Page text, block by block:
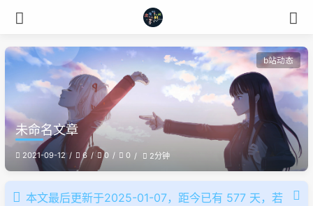
b站动态
未命名文章
2021-09-12 6 0 0 2分钟
本文最后更新于2025-01-07，距今已有 577 天，若